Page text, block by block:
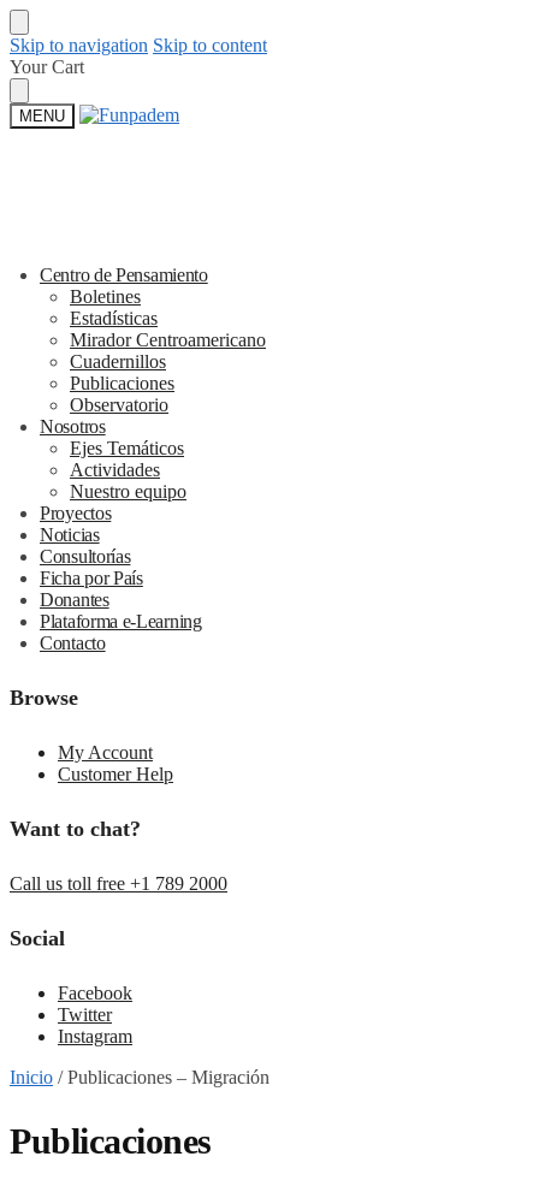
Skip to navigation Skip to content
Your Cart
MENU
Centro de Pensamiento
Boletines
Estadísticas
Mirador Centroamericano
Cuadernillos
Publicaciones
Observatorio
Nosotros
Ejes Temáticos
Actividades
Nuestro equipo
Proyectos
Noticias
Consultorías
Ficha por País
Donantes
Plataforma e-Learning
Contacto
Browse
My Account
Customer Help
Want to chat?
Call us toll free +1 789 2000
Social
Facebook
Twitter
Instagram
Inicio /Publicaciones – Migración
Publicaciones